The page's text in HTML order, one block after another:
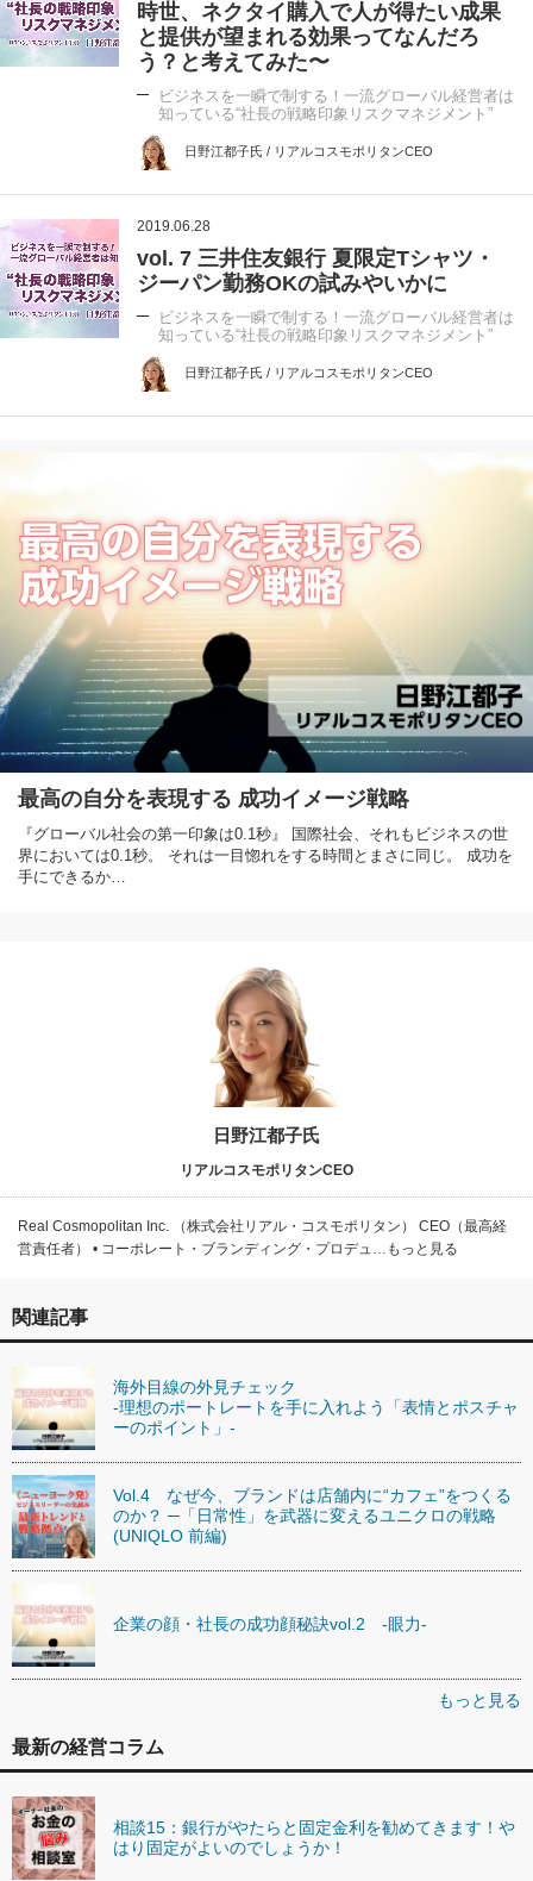
時世、ネクタイ購入で人が得たい成果
と提供が望まれる効果ってなんだろ
う？と考えてみた〜
ビジネスを一瞬で制する！一流グローバル経営者は
知っている“社長の戦略印象リスクマネジメント”
日野江都子氏 / リアルコスモポリタンCEO
2019.06.28
vol. 7 三井住友銀行 夏限定Tシャツ・
ジーパン勤務OKの試みやいかに
ビジネスを一瞬で制する！一流グローバル経営者は
知っている“社長の戦略印象リスクマネジメント”
日野江都子氏 / リアルコスモポリタンCEO
最高の自分を表現する 成功イメージ戦略
『グローバル社会の第一印象は0.1秒』 国際社会、それもビジネスの世
界においては0.1秒。 それは一目惚れをする時間とまさに同じ。 成功を
手にできるか…
日野江都子氏
リアルコスモポリタンCEO
Real Cosmopolitan Inc. （株式会社リアル・コスモポリタン） CEO（最高経
営責任者） • コーポレート・ブランディング・プロデュ…もっと見る
関連記事
海外目線の外見チェック
-理想のポートレートを手に入れよう「表情とポスチャ
ーのポイント」-
Vol.4 なぜ今、ブランドは店舗内に“カフェ”をつくる
のか？ ─「日常性」を武器に変えるユニクロの戦略
(UNIQLO 前編)
企業の顔・社長の成功顔秘訣vol.2 -眼力-
もっと見る
最新の経営コラム
相談15：銀行がやたらと固定金利を勧めてきます！や
はり固定がよいのでしょうか！